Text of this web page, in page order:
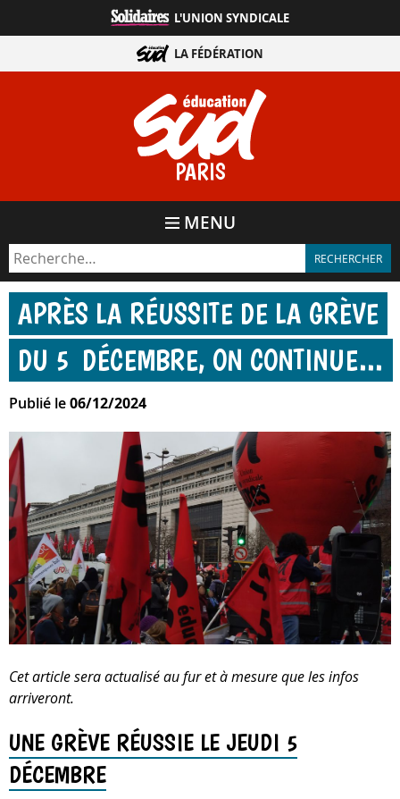
directement
contenu
PARIS
L'UNION SYNDICALE
LA FÉDÉRATION
MENU
APRÈS LA RÉUSSITE DE LA GRÈVE
DU 5 DÉCEMBRE, ON CONTINUE…
Publié le06/12/2024
Cet article sera actualisé au fur et à mesure que les infos
arriveront.
UNE GRÈVE RÉUSSIE LE JEUDI 5
DÉCEMBRE